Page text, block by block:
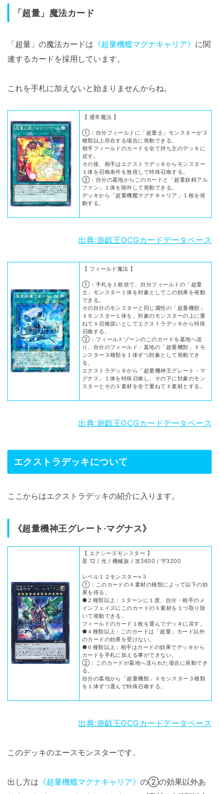
「超量」魔法カード
「超量」の魔法カードは 《超量機艦マグナキャリア》 に関
連するカードを採用しています。
これを手札に加えないと始まりませんからね。
【 通常魔法 】
①：自分フィールドに「超量士」モンスターが３
種類以上存在する場合に発動できる。
相手フィールドのカードを全て持ち主のデッキに
戻す。
その後、相手はエクストラデッキからモンスター
１体を召喚条件を無視して特殊召喚する。
②：自分の墓地からこのカードと「超量妖精アル
ファン」１体を除外して発動できる。
デッキから「超量機艦マグナキャリア」１枚を発
動する。
出典:遊戯王OCGカードデータベース
【 フィールド魔法 】
①：手札を１枚捨て、自分フィールドの「超量
士」モンスター１体を対象としてこの効果を発動
できる。
その自分のモンスターと同じ属性の「超量機獣」
Ｘモンスター１体を、対象のモンスターの上に重
ねてＸ召喚扱いとしてエクストラデッキから特殊
召喚する。
②：フィールドゾーンのこのカードを墓地へ送
り、自分のフィールド・墓地の「超量機獣」Ｘモ
ンスター３種類を１体ずつ対象として発動でき
る。
エクストラデッキから「超量機神王グレート・マ
グナス」１体を特殊召喚し、その下に対象のモン
スターとそのＸ素材を全て重ねてＸ素材とする。
出典:遊戯王OCGカードデータベース
エクストラデッキについて
ここからはエクストラデッキの紹介に入ります。
《超量機神王グレート·マグナス》
【 エクシーズモンスター 】
星 12 / 光 / 機械族 / 攻3600 / 守3200
レベル１２モンスター×３
①：このカードのＸ素材の種類によって以下の効
果を得る。
●２種類以上：１ターンに１度、自分・相手のメ
インフェイズにこのカードのＸ素材を１つ取り除
いて発動できる。
フィールドのカード１枚を選んでデッキに戻す。
●４種類以上：このカードは「超量」カード以外
のカードの効果を受けない。
●６種類以上：相手はカードの効果でデッキから
カードを手札に加える事ができない。
②：このカードが墓地へ送られた場合に発動でき
る。
自分の墓地から「超量機獣」Ｘモンスター３種類
を１体ずつ選んで特殊召喚する。
出典:遊戯王OCGカードデータベース
このデッキのエースモンスターです。
出し方は 《超量機艦マグナキャリア》 の②の効果以外あ